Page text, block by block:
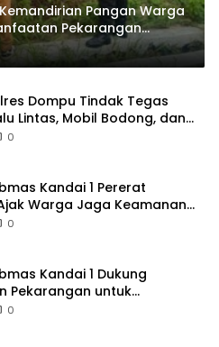
Pangan Warga
Pekarangan
Dompu Tindak Tegas
Lintas, Mobil Bodong, dan
Bayar Pajak
0
Kandai 1 Pererat
Warga Jaga Keamanan
0
Kandai 1 Dukung
Pekarangan untuk
Menuju Indonesia Emas
0